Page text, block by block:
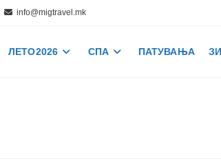
info@migtravel.mk
ЛЕТО 2026 СПА ПАТУВАЊА